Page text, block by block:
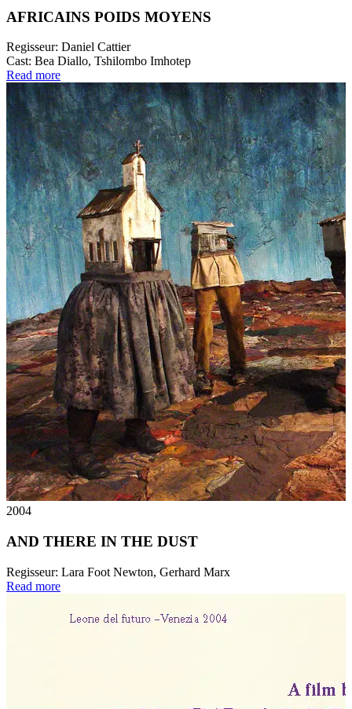
AFRICAINS POIDS MOYENS
Regisseur: Daniel Cattier
Cast: Bea Diallo, Tshilombo Imhotep
Read more
2004
AND THERE IN THE DUST
Regisseur: Lara Foot Newton, Gerhard Marx
Read more